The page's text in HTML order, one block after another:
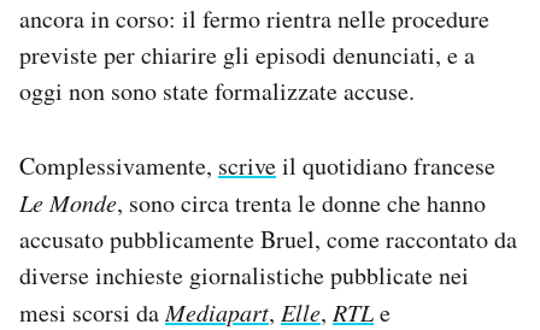
ancora in corso: il fermo rientra nelle procedure
previste per chiarire gli episodi denunciati, e a
oggi non sono state formalizzate accuse.
Complessivamente, scriveil quotidiano francese
Le Monde, sono circa trenta le donne che hanno
accusato pubblicamente Bruel, come raccontato da
diverse inchieste giornalistiche pubblicate nei
mesi scorsi daMediapart, Elle, RTLe